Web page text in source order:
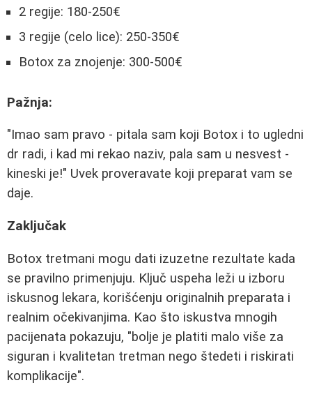
2 regije: 180-250€
3 regije (celo lice): 250-350€
Botox za znojenje: 300-500€
Pažnja:
"Imao sam pravo - pitala sam koji Botox i to ugledni
dr radi, i kad mi rekao naziv, pala sam u nesvest -
kineski je!" Uvek proveravate koji preparat vam se
daje.
Zaključak
Botox tretmani mogu dati izuzetne rezultate kada
se pravilno primenjuju. Ključ uspeha leži u izboru
iskusnog lekara, korišćenju originalnih preparata i
realnim očekivanjima. Kao što iskustva mnogih
pacijenata pokazuju, "bolje je platiti malo više za
siguran i kvalitetan tretman nego štedeti i riskirati
komplikacije".